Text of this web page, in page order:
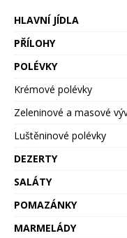
HLAVNÍ JÍDLA
PŘÍLOHY
POLÉVKY
Krémové polévky
Zeleninové a masové
Luštěninové polévky
DEZERTY
SALÁTY
POMAZÁNKY
MARMELÁDY